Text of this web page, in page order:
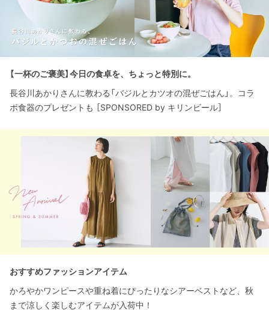
【一杯のご褒美】今日の食卓を、ちょっと特別に。
長谷川あかりさんに教わる「バジルとカツオの混ぜごはん」。コラ
ボ食器のプレゼントも ［SPONSORED by キリンビール］
おすすめファッションアイテム
かろやかワンピースや重ね着にぴったりなシアーベストなど、秋
まで涼しく楽しむアイテムが入荷中！